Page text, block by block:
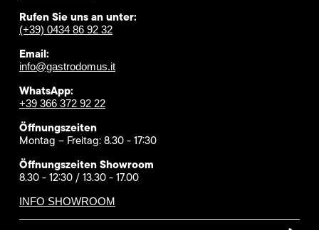
Rufen Sie uns an unter:
(+39) 0434 86 92 32
Email:
info@gastrodomus.it
WhatsApp:
+39 366 372 92 22
Öffnungszeiten
Montag – Freitag: 8.30 - 17:30
Öffnungszeiten Showroom
8.30 - 12:30 / 13.30 - 17.00
INFO SHOWROOM